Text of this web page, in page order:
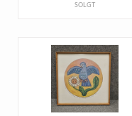
SOLGT